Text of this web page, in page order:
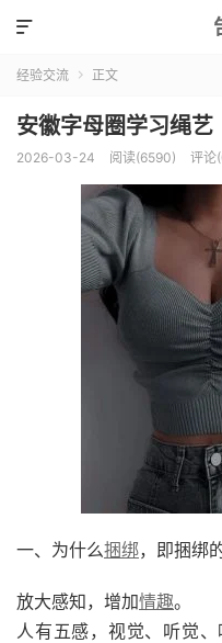

经验交流  正文
安徽字母圈学习绳艺
2026-03-24 阅读(6590) 评论
一、为什么捆绑，即捆绑
放大感知，增加情趣。
人有五感，视觉、听觉